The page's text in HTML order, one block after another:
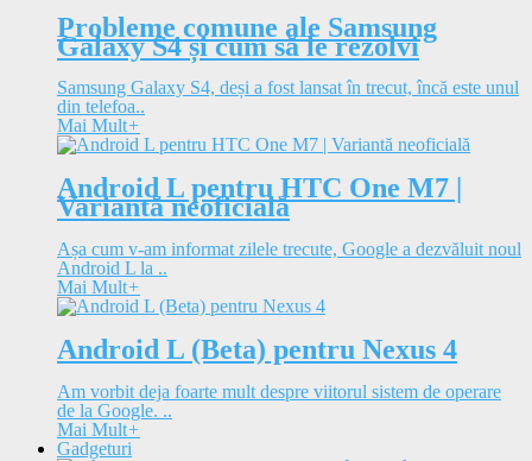
Probleme comune ale Samsung
Galaxy S4 și cum să le rezolvi
Samsung Galaxy S4, deși a fost lansat în trecut, încă este unul
din telefoa..
Mai Mult+
Android L pentru HTC One M7 |
Variantă neoficială
Așa cum v-am informat zilele trecute, Google a dezvăluit noul
Android L la ..
Mai Mult+
Android L (Beta) pentru Nexus 4
Am vorbit deja foarte mult despre viitorul sistem de operare
de la Google. ..
Mai Mult+
Gadgeturi